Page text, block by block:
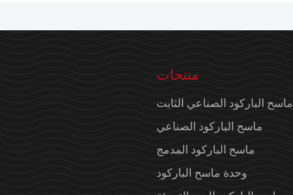
منتجات
ماسح الباركود الصناعي الثابت
ماسح الباركود الصناعي
ماسح الباركود المدمج
وحدة ماسح الباركود